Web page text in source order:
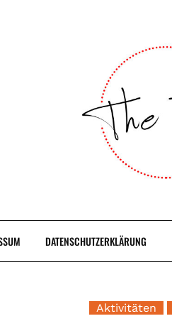
DATENSCHUTZERKLÄRUNG
Aktivitäten